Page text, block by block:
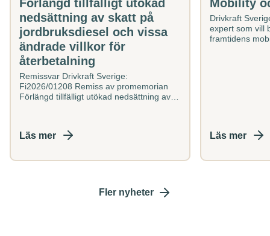
Förlängd tillfälligt utökad
nedsättning av skatt på
jordbruksdiesel och vissa
ändrade villkor för
återbetalning
Remissvar Drivkraft Sverige:
Fi2026/01208 Remiss av promemorian
Förlängd tillfälligt utökad nedsättning av
Läs mer
Mobility
Drivkraft
expert som vill
framtidens
Läs mer
Fler nyheter